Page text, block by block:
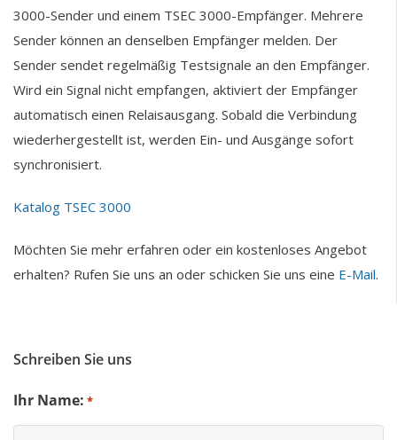
3000-Sender und einem TSEC 3000-Empfänger. Mehrere
Sender können an denselben Empfänger melden. Der
Sender sendet regelmäßig Testsignale an den Empfänger.
Wird ein Signal nicht empfangen, aktiviert der Empfänger
automatisch einen Relaisausgang. Sobald die Verbindung
wiederhergestellt ist, werden Ein- und Ausgänge sofort
synchronisiert.
Katalog TSEC 3000
Möchten Sie mehr erfahren oder ein kostenloses Angebot
erhalten? Rufen Sie uns an oder schicken Sie uns eine E-Mail.
Schreiben Sie uns
Ihr Name: *